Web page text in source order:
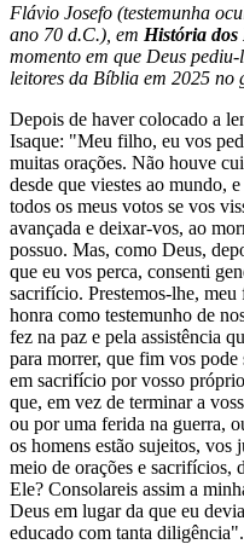
Flávio Josefo (testemunha
ano 70 d.C.), em História dos
momento em que Deus
leitores da Bíblia em 2025
Depois de haver colocado a
Isaque: "Meu filho, eu vos
muitas orações. Não houve
desde que viestes ao mundo,
todos os meus votos se vos
avançada e deixar-vos, ao
possuo. Mas, como Deus,
que eu vos perca, consenti
sacrifício. Prestemos-lhe, meu
honra como testemunho de
fez na paz e pela assistência
para morrer, que fim vos
em sacrifício por vosso
que, em vez de terminar a
ou por uma ferida na guerra,
os homens estão sujeitos,
meio de orações e sacrifícios,
Ele? Consolareis assim a
Deus em lugar da que eu
educado com tanta diligência".